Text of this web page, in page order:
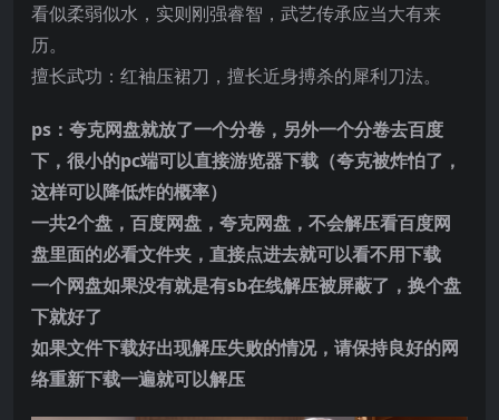
看似柔弱似水，实则刚强睿智，武艺传承应当大有来
历。
擅长武功：红袖压裙刀，擅长近身搏杀的犀利刀法。
ps：夸克网盘就放了一个分卷，另外一个分卷去百度
下，很小的pc端可以直接游览器下载（夸克被炸怕了，
这样可以降低炸的概率）
一共2个盘，百度网盘，夸克网盘，不会解压看百度网
盘里面的必看文件夹，直接点进去就可以看不用下载
一个网盘如果没有就是有sb在线解压被屏蔽了，换个盘
下就好了
如果文件下载好出现解压失败的情况，请保持良好的网
络重新下载一遍就可以解压